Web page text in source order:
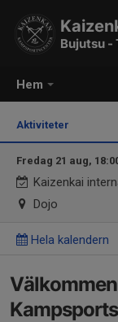
Hem
Aktiviteter
Fredag 21 aug,
Kaizenkai
Dojo
Hela kalendern